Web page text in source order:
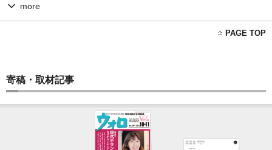
more
PAGE TOP
寄稿・取材記事